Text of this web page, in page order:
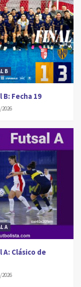
B
B: Fecha 19
2026
A
A: Clásico de
2026